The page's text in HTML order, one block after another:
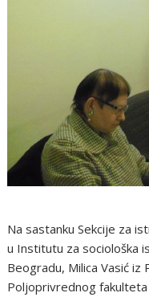
Na sastanku Sekcije za
u Institutu za sociološka
Beogradu, Milica Vasić
Poljoprivrednog